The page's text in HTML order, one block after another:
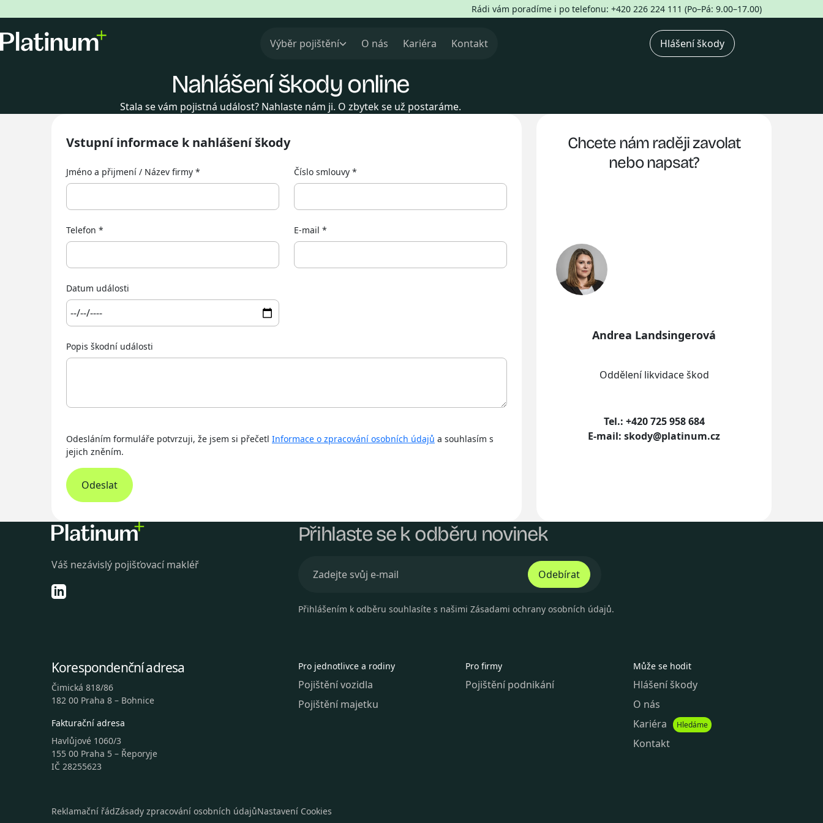
Rádi vám poradíme i po telefonu: +420 226 224 111 (Po–Pá: 9.00–17.00)
Výběr pojištění O nás Kariéra Kontakt Hlášení škody
Nahlášení škody online
Stala se vám pojistná událost? Nahlaste nám ji. O zbytek se už postaráme.
Vstupní informace k nahlášení škody
Jméno a přijmení / Název firmy Číslo smlouvy
Telefon E-mail
Datum události
Popis škodní události
Odesláním formuláře potvrzuji, že jsem si přečetl Informace o zpracování osobních údajů a souhlasím s
jejich zněním.
Odeslat
Chcete nám raději zavolat
nebo napsat?
Andrea Landsingerová
Oddělení likvidace škod
Tel.: +420 725 958 684
E-mail: skody@platinum.cz
Váš nezávislý pojišťovací makléř
Korespondenční adresa
Čimická 818/86
182 00 Praha 8 – Bohnice
Fakturační adresa
Havlůjové 1060/3
155 00 Praha 5 – Řeporyje
IČ 28255623
Pro jednotlivce a rodiny
Pojištění vozidla
Pojištění majetku
Pro firmy
Pojištění podnikání
Může se hodit
Hlášení škody
O nás
Kariéra
Hledáme
Kontakt
Přihlaste se k odběru novinek
Odebírat
Přihlášením k odběru souhlasíte s našimi Zásadami ochrany osobních údajů.
Reklamační řádZásady zpracování osobních údajůNastavení Cookies